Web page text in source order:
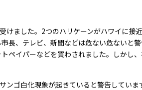
けました。2つのハリケーンがハワイに接
長、テレビ、新聞などは危ない危ないと
ペイパーなどを買わされました。しかし
ンゴ白化現象が起きていると警告していま